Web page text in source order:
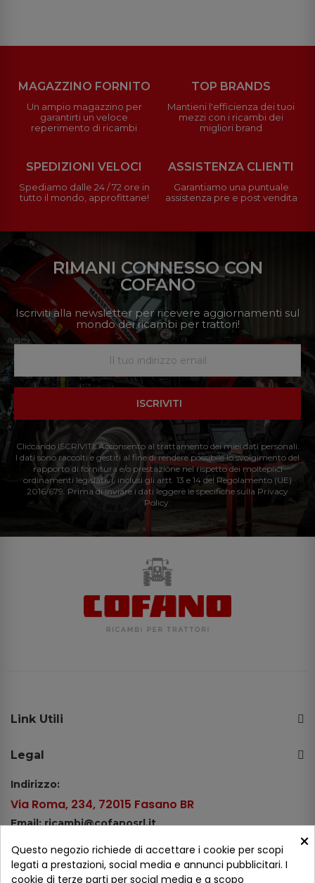
MAGAZZINO FORNITO
Un ampio magazzino per
garantirti un veloce
reperimento di ricambi
TOP BRANDS
Mantieni l'efficienza dei tuoi
mezzi con i ricambi dei
migliori brand
SPEDIZIONI VELOCI
Spediamo dalle 24 / 72 ore in
tutto il mondo, approfittane!
ASSISTENZA CLIENTI
Garantiamo una puntuale
assistenza pre e post vendita
RIMANI CONNESSO CON
COFANO
Iscriviti alla newsletter per ricevere aggiornamenti sul
mondo dei ricambi per trattori!
ISCRIVITI
Cliccando ISCRIVITI: Acconsento al trattamento dei miei dati personali.
I dati sono raccolti e gestiti al fine di rendere possibile lo svolgimento del
rapporto di fornitura e/o prestazione nel rispetto dei molteplici
ordinamenti legislativi, inclusi gli artt. 13 e 14 del Regolamento (UE)
2016/679. Prima di inviare i dati leggere le specifiche sulla Privacy
Policy.
Link Utili
Legal
Indirizzo:
Via Roma, 234, 72015 Fasano BR
Email: ricambi@cofanosrl.it
Tel.: +39 080 44 13 478
×
Questo negozio richiede di accettare i cookie per scopi
legati a prestazioni, social media e annunci pubblicitari. I
cookie di terze parti per social media e a scopo